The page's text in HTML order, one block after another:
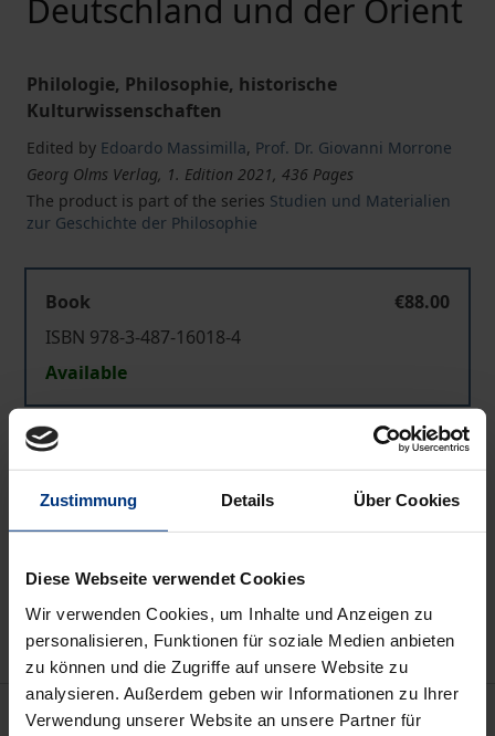
Zustimmung Details Über Cookies
Diese Webseite verwendet Cookies
Wir verwenden Cookies, um Inhalte und Anzeigen zu
personalisieren, Funktionen für soziale Medien anbieten
zu können und die Zugriffe auf unsere Website zu
analysieren. Außerdem geben wir Informationen zu Ihrer
Verwendung unserer Website an unsere Partner für
Deutschland und der Orient
Philologie, Philosophie, historische
Kulturwissenschaften
Edited by Edoardo Massimilla, Prof. Dr. Giovanni Morrone
Georg Olms Verlag, 1. Edition 2021, 436 Pages
The product is part of the series Studien und Materialien
zur Geschichte der Philosophie
Book
€88.00
ISBN 978-3-487-16018-4
Available
Prices include VAT. Depending on the delivery address, VAT
may vary at checkout.
Add to Cart
Add to Wish List
Description